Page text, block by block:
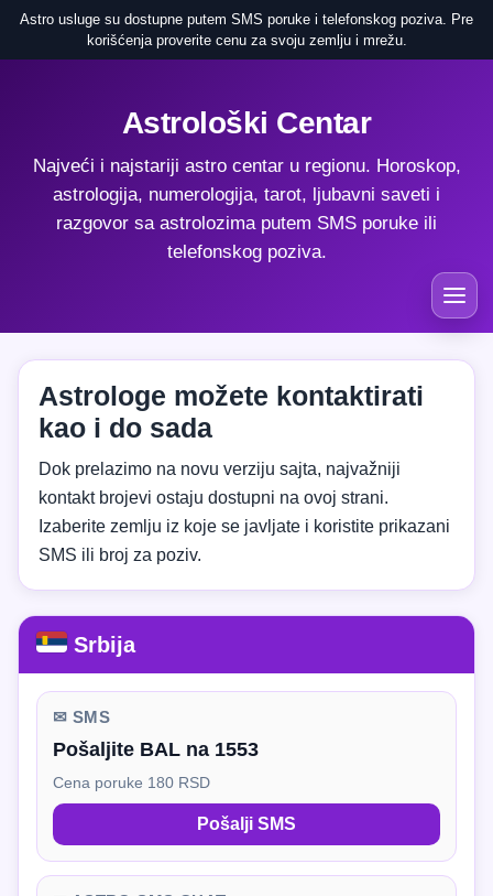
Astro usluge su dostupne putem SMS poruke i telefonskog poziva. Pre
korišćenja proverite cenu za svoju zemlju i mrežu.
Astrološki Centar
Najveći i najstariji astro centar u regionu. Horoskop,
astrologija, numerologija, tarot, ljubavni saveti i
razgovor sa astrolozima putem SMS poruke ili
telefonskog poziva.
Astrologe možete kontaktirati
kao i do sada
Dok prelazimo na novu verziju sajta, najvažniji
kontakt brojevi ostaju dostupni na ovoj strani.
Izaberite zemlju iz koje se javljate i koristite prikazani
SMS ili broj za poziv.
Srbija
✉ SMS
Pošaljite BAL na 1553
Cena poruke 180 RSD
Pošalji SMS